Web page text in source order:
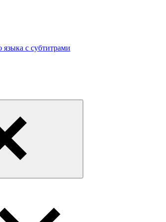
с субтитрами